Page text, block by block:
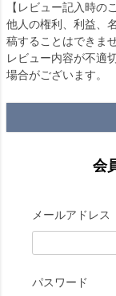
【レビュー記入時の
他人の権利、利益、
稿することはできま
レビュー内容が不適
場合がございます。
会
メールアドレス
パスワード